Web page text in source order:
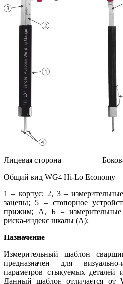
Лицевая сторона Боковая
Общий вид WG4 Hi-Lo Economy
1 – корпус; 2, 3 –
зацепы; 5 – стопорное
прижим; А, Б –
риска-индекс шкалы (А);
Назначение
Измерительный шаблон
предназначен для визуально-
параметров стыкуемых деталей
Данный шаблон отличается от